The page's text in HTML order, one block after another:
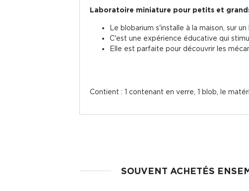
Laboratoire miniature pour petits et
Le blobarium s'installe à la maison, sur
C'est une expérience éducative qui
Elle est parfaite pour découvrir les
Contient : 1 contenant en verre, 1 blob, le
SOUVENT ACHETÉS